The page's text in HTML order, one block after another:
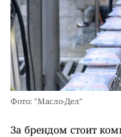
Фото: "Масло-Дел"
За брендом стоит